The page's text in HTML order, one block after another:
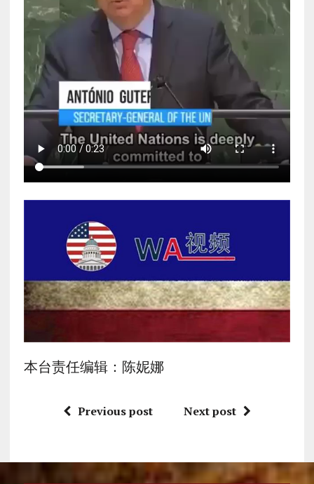
本台责任编辑：陈妮娜
Previous post Next post